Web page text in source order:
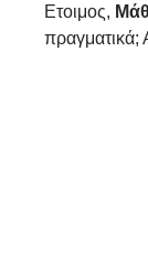
Ετοιμος,
πραγματικά;